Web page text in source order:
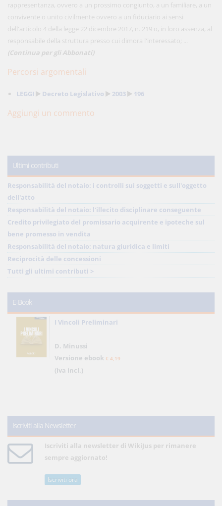
rappresentanza, ovvero a un prossimo congiunto, a un familiare, a un
convivente o unito civilmente ovvero a un fiduciario ai sensi
dell'articolo 4 della legge 22 dicembre 2017, n. 219 o, in loro assenza, al
responsabile della struttura presso cui dimora l'interessato; ...
(Continua per gli Abbonati)
Percorsi argomentali
LEGGI Decreto Legislativo 2003 196
Aggiungi un commento
Ultimi contributi
Responsabilità del notaio: i controlli sui soggetti e sull'oggetto
dell'atto
Responsabilità del notaio: l'illecito disciplinare conseguente
Credito privilegiato del promissario acquirente e ipoteche sul
bene promesso in vendita
Responsabilità del notaio: natura giuridica e limiti
Reciprocità delle concessioni
Tutti gli ultimi contributi >
E-Book
I Vincoli Preliminari
D. Minussi
Versione ebook € 4,19
(iva incl.)
Iscriviti alla Newsletter
Iscriviti alla newsletter di WikiJus per rimanere
sempre aggiornato!
Iscriviti ora